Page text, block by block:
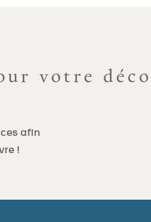
votre déco
afin
!